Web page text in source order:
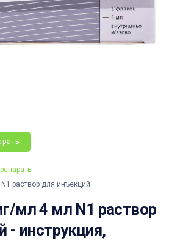
раствор для инъекций
мл 4 мл N1 раствор
- инструкция,